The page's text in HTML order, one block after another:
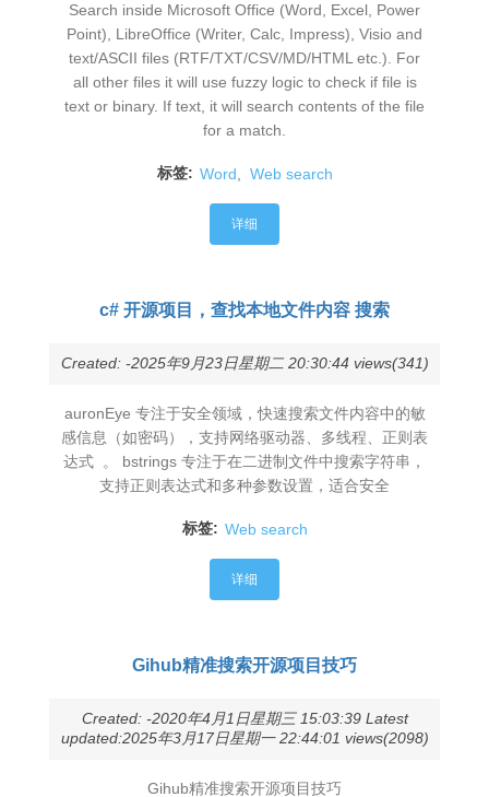
Search inside Microsoft Office (Word, Excel, Power
Point), LibreOffice (Writer, Calc, Impress), Visio and
text/ASCII files (RTF/TXT/CSV/MD/HTML etc.). For
all other files it will use fuzzy logic to check if file is
text or binary. If text, it will search contents of the file
for a match.
标签: Word Web search
详细
c# 开源项目，查找本地文件内容 搜索
Created: -2025年9月23日星期二 20:30:44 views(341)
auronEye​ 专注于安全领域，快速搜索文件​​内容中的敏
感信息​​（如密码），支持网络驱动器、多线程、正则表
达式 。 bstrings​ 专注于在​​二进制文件​​中搜索字符串，
支持正则表达式和多种参数设置，适合安全
标签: Web search
详细
Gihub精准搜索开源项目技巧
Created: -2020年4月1日星期三 15:03:39 Latest
updated:2025年3月17日星期一 22:44:01 views(2098)
Gihub精准搜索开源项目技巧